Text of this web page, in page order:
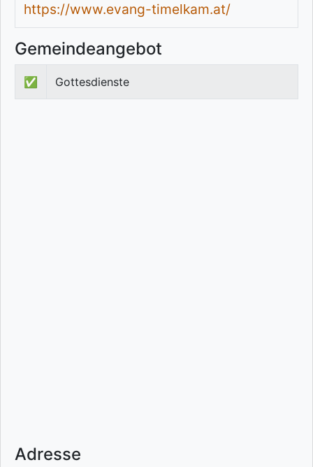
https://www.evang-timelkam.at/
Gemeindeangebot
✅ Gottesdienste
Adresse